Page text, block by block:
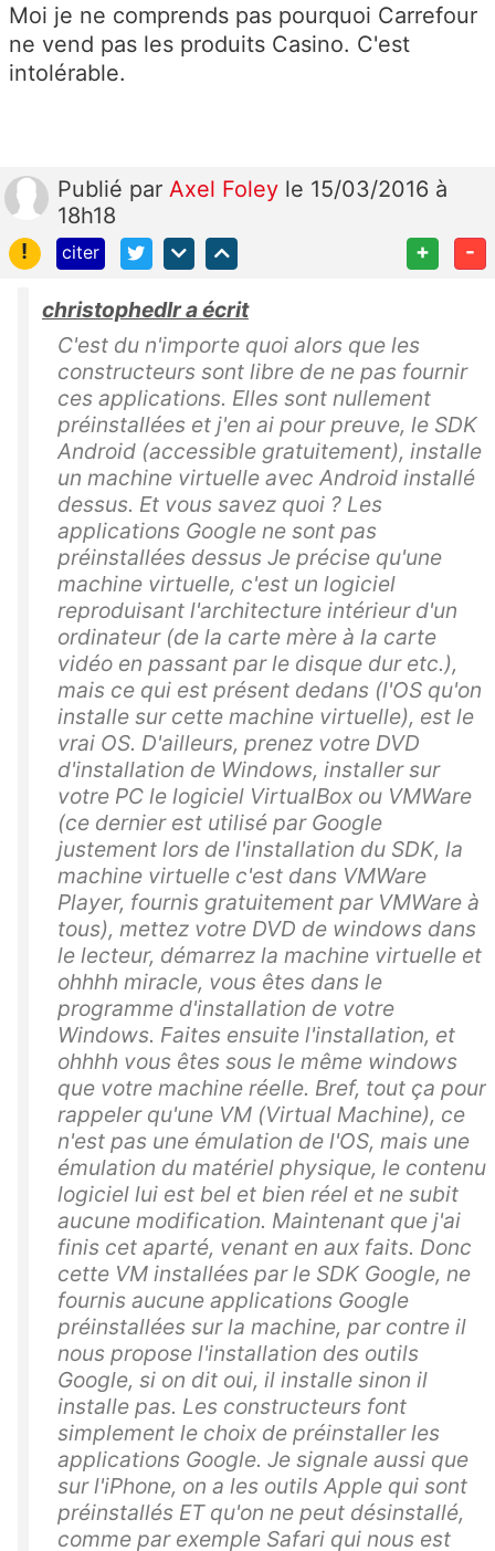
Moi je ne comprends pas pourquoi Carrefour
ne vend pas les produits Casino. C'est
intolérable.
Publié par Axel Foley le 15/03/2016 à
18h18
!
citer + -
christophedlr a écrit
C'est du n'importe quoi alors que les
constructeurs sont libre de ne pas fournir
ces applications. Elles sont nullement
préinstallées et j'en ai pour preuve, le SDK
Android (accessible gratuitement), installe
un machine virtuelle avec Android installé
dessus. Et vous savez quoi ? Les
applications Google ne sont pas
préinstallées dessus Je précise qu'une
machine virtuelle, c'est un logiciel
reproduisant l'architecture intérieur d'un
ordinateur (de la carte mère à la carte
vidéo en passant par le disque dur etc.),
mais ce qui est présent dedans (l'OS qu'on
installe sur cette machine virtuelle), est le
vrai OS. D'ailleurs, prenez votre DVD
d'installation de Windows, installer sur
votre PC le logiciel VirtualBox ou VMWare
(ce dernier est utilisé par Google
justement lors de l'installation du SDK, la
machine virtuelle c'est dans VMWare
Player, fournis gratuitement par VMWare à
tous), mettez votre DVD de windows dans
le lecteur, démarrez la machine virtuelle et
ohhhh miracle, vous êtes dans le
programme d'installation de votre
Windows. Faites ensuite l'installation, et
ohhhh vous êtes sous le même windows
que votre machine réelle. Bref, tout ça pour
rappeler qu'une VM (Virtual Machine), ce
n'est pas une émulation de l'OS, mais une
émulation du matériel physique, le contenu
logiciel lui est bel et bien réel et ne subit
aucune modification. Maintenant que j'ai
finis cet aparté, venant en aux faits. Donc
cette VM installées par le SDK Google, ne
fournis aucune applications Google
préinstallées sur la machine, par contre il
nous propose l'installation des outils
Google, si on dit oui, il installe sinon il
installe pas. Les constructeurs font
simplement le choix de préinstaller les
applications Google. Je signale aussi que
sur l'iPhone, on a les outils Apple qui sont
préinstallés ET qu'on ne peut désinstallé,
comme par exemple Safari qui nous est